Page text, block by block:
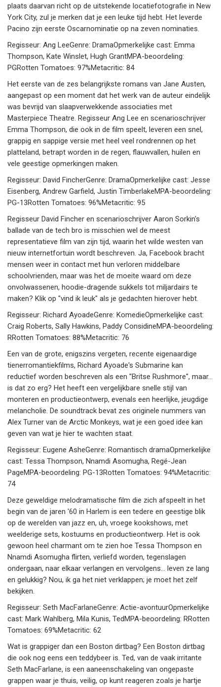
plaats daarvan richt op de uitstekende locatiefotografie in New
York City, zul je merken dat je een leuke tijd hebt. Het leverde
Pacino zijn eerste Oscarnominatie op na zeven nominaties.
Regisseur: Ang LeeGenre: DramaOpmerkelijke cast: Emma
Thompson, Kate Winslet, Hugh GrantMPA-beoordeling:
PGRotten Tomatoes: 97%Metacritic: 84
Het eerste van de zes belangrijkste romans van Jane Austen,
aangepast op een moment dat het werk van de auteur eindelijk
was bevrijd van slaapverwekkende associaties met
Masterpiece Theatre. Regisseur Ang Lee en scenarioschrijver
Emma Thompson, die ook in de film speelt, leveren een snel,
grappig en sappige versie met heel veel rondrennen op het
platteland, betrapt worden in de regen, flauwvallen, huilen en
vele geestige opmerkingen maken.
Regisseur: David FincherGenre: DramaOpmerkelijke cast: Jesse
Eisenberg, Andrew Garfield, Justin TimberlakeMPA-beoordeling:
PG-13Rotten Tomatoes: 96%Metacritic: 95
Regisseur David Fincher en scenarioschrijver Aaron Sorkin's
ballade van de tech bro is misschien wel de meest
representatieve film van zijn tijd, waarin het wilde westen van
nieuw internetfortuin wordt beschreven. Ja, Facebook bracht
mensen weer in contact met hun verloren middelbare
schoolvrienden, maar was het de moeite waard om deze
onvolwassenen, hoodie-dragende sukkels tot miljardairs te
maken? Klik op "vind ik leuk" als je gedachten hierover hebt.
Regisseur: Richard AyoadeGenre: KomedieOpmerkelijke cast:
Craig Roberts, Sally Hawkins, Paddy ConsidineMPA-beoordeling:
RRotten Tomatoes: 88%Metacritic: 76
Een van de grote, enigszins vergeten, recente eigenaardige
tienerromantiekfilms, Richard Ayoade's Submarine kan
reductief worden beschreven als een "Britse Rushmore", maar...
is dat zo erg? Het heeft een vergelijkbare snelle stijl van
monteren en productieontwerp, evenals een heerlijke, jeugdige
melancholie. De soundtrack bevat zes originele nummers van
Alex Turner van de Arctic Monkeys, wat je een goed idee kan
geven van wat je hier te wachten staat.
Regisseur: Eugene AsheGenre: Romantisch dramaOpmerkelijke
cast: Tessa Thompson, Nnamdi Asomugha, Regé-Jean
PageMPA-beoordeling: PG-13Rotten Tomatoes: 94%Metacritic:
74
Deze geweldige melodramatische film die zich afspeelt in het
begin van de jaren '60 in Harlem is een tedere en geestige blik
op de werelden van jazz en, uh, vroege kookshows, met
weelderige sets, kostuums en productieontwerp. Het is ook
gewoon heel charmant om te zien hoe Tessa Thompson en
Nnamdi Asomugha flirten, verliefd worden, tegenslagen
ondergaan, naar elkaar verlangen en vervolgens... leven ze lang
en gelukkig? Nou, ik ga het niet verklappen; je moet het zelf
bekijken.
Regisseur: Seth MacFarlaneGenre: Actie-avontuurOpmerkelijke
cast: Mark Wahlberg, Mila Kunis, TedMPA-beoordeling: RRotten
Tomatoes: 69%Metacritic: 62
Wat is grappiger dan een Boston dirtbag? Een Boston dirtbag
die ook nog eens een teddybeer is. Ted, van de vaak irritante
Seth MacFarlane, is een aaneenschakeling van ongepaste
grappen waar je thuis, veilig, op kunt reageren zoals je hartje